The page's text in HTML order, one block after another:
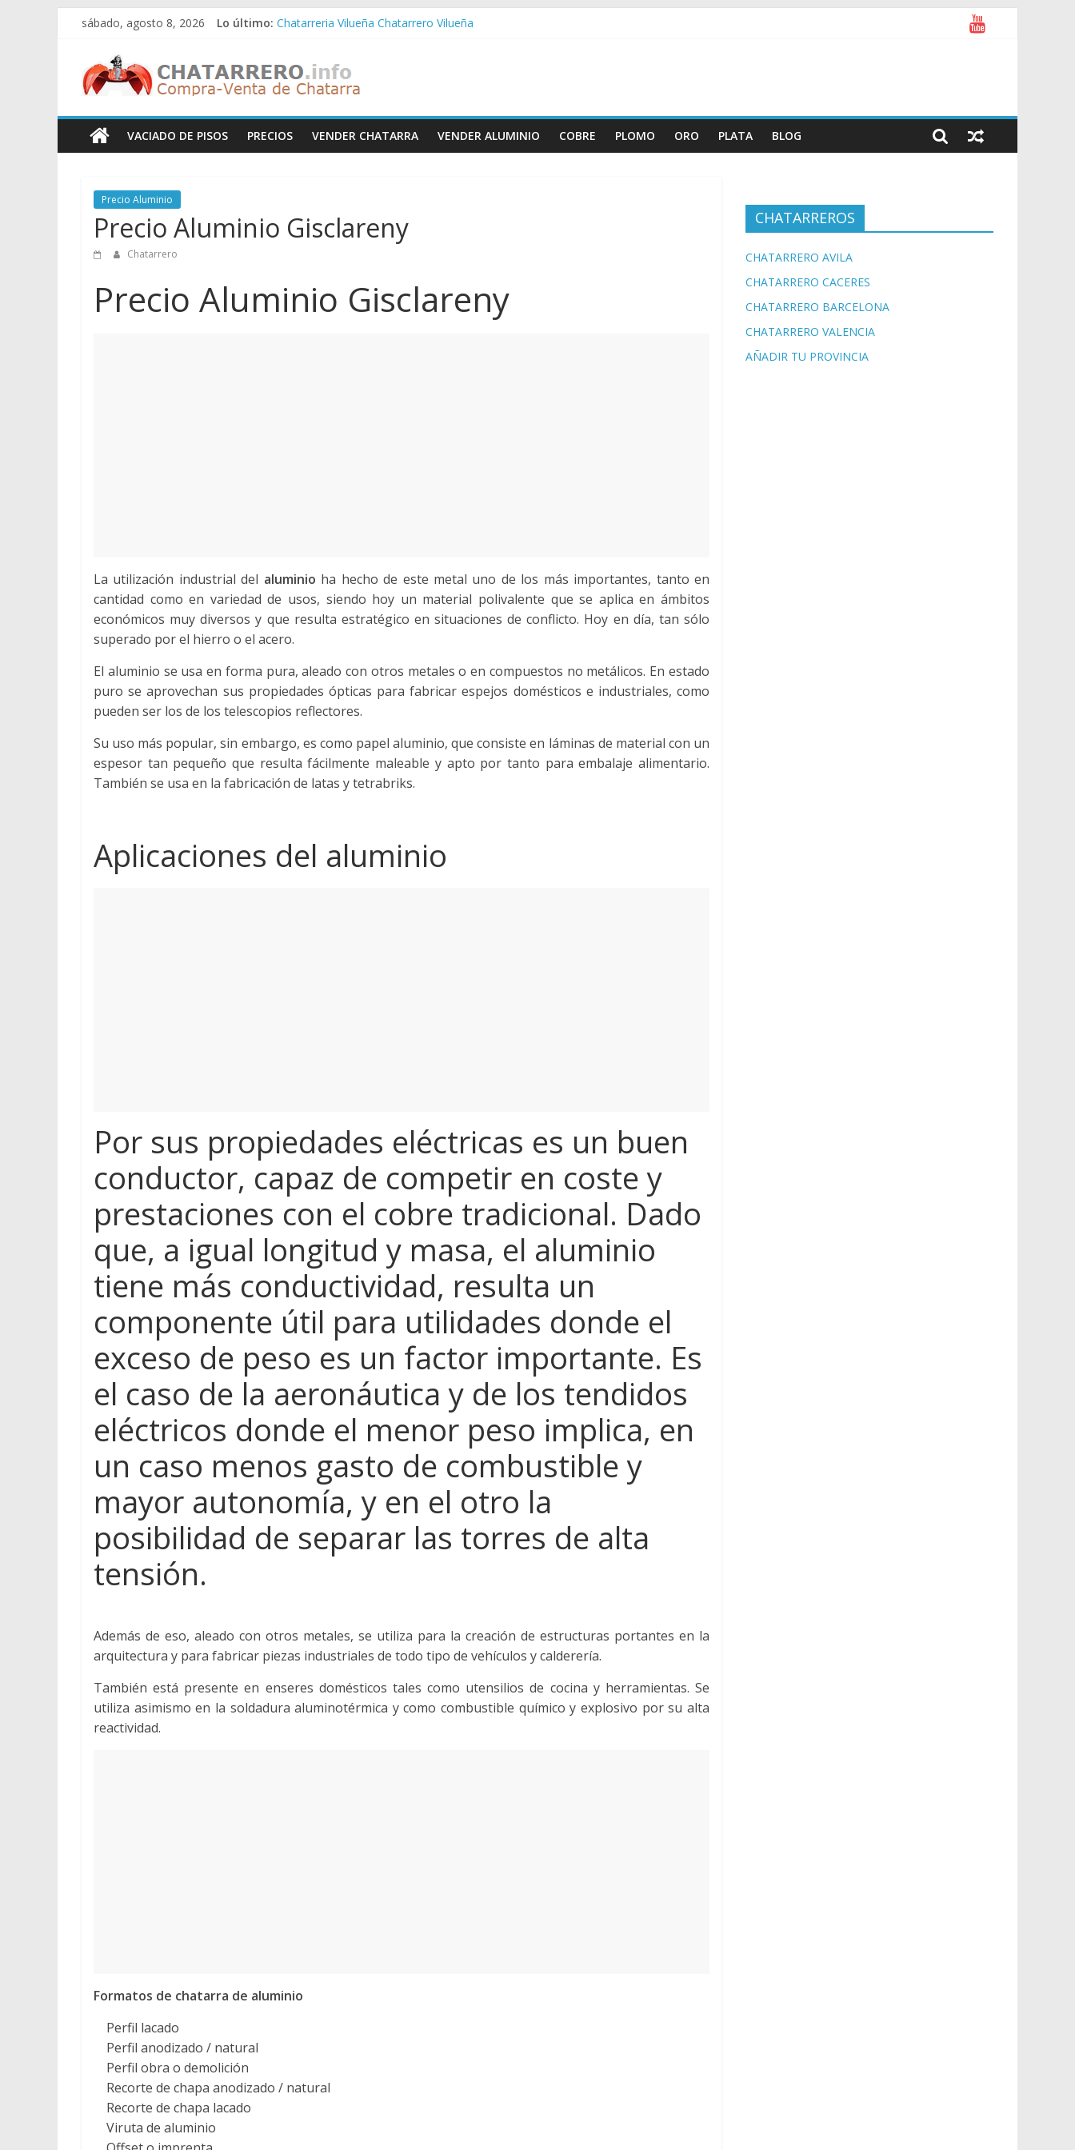
Saltar
contenido
sábado, agosto 8, 2026 Lo último: Chatarreria Vilueña Chatarrero Vilueña
Chatarreria Zaida Chatarrero Zaida
Chatarreria Vistabella Chatarrero Vistabella
Chatarreros
–
Precio
de
Chatarra
VACIADO DE PISOS PRECIOS VENDER CHATARRA VENDER ALUMINIO COBRE PLOMO ORO PLATA BLOG
Precio Aluminio
Precio Aluminio Gisclareny
Chatarrero
Precio Aluminio Gisclareny
La utilización industrial del aluminio ha hecho de este metal uno de los más importantes, tanto en
cantidad como en variedad de usos, siendo hoy un material polivalente que se aplica en ámbitos
económicos muy diversos y que resulta estratégico en situaciones de conflicto. Hoy en día, tan sólo
superado por el hierro o el acero.
El aluminio se usa en forma pura, aleado con otros metales o en compuestos no metálicos. En estado
puro se aprovechan sus propiedades ópticas para fabricar espejos domésticos e industriales, como
pueden ser los de los telescopios reflectores.
Su uso más popular, sin embargo, es como papel aluminio, que consiste en láminas de material con un
espesor tan pequeño que resulta fácilmente maleable y apto por tanto para embalaje alimentario.
También se usa en la fabricación de latas y tetrabriks.
Aplicaciones del aluminio
Por sus propiedades eléctricas es un buen
conductor, capaz de competir en coste y
prestaciones con el cobre tradicional. Dado
que, a igual longitud y masa, el aluminio
tiene más conductividad, resulta un
componente útil para utilidades donde el
exceso de peso es un factor importante. Es
el caso de la aeronáutica y de los tendidos
eléctricos donde el menor peso implica, en
un caso menos gasto de combustible y
mayor autonomía, y en el otro la
posibilidad de separar las torres de alta
tensión.
Además de eso, aleado con otros metales, se utiliza para la creación de estructuras portantes en la
arquitectura y para fabricar piezas industriales de todo tipo de vehículos y calderería.
También está presente en enseres domésticos tales como utensilios de cocina y herramientas. Se
utiliza asimismo en la soldadura aluminotérmica y como combustible químico y explosivo por su alta
reactividad.
Formatos de chatarra de aluminio
Perfil lacado
Perfil anodizado / natural
Perfil obra o demolición
Recorte de chapa anodizado / natural
Recorte de chapa lacado
Viruta de aluminio
CHATARREROS
CHATARRERO AVILA
CHATARRERO CACERES
CHATARRERO BARCELONA
CHATARRERO VALENCIA
AÑADIR TU PROVINCIA